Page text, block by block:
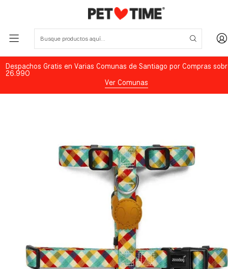
Despachos Gratis en Varias Comunas de Santiago por Compras
26.990
Ver Comunas